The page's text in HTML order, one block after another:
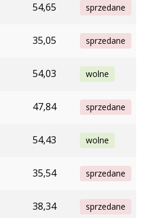
54,65 sprzedane
35,05 sprzedane
54,03 wolne
47,84 sprzedane
54,43 wolne
35,54 sprzedane
38,34 sprzedane